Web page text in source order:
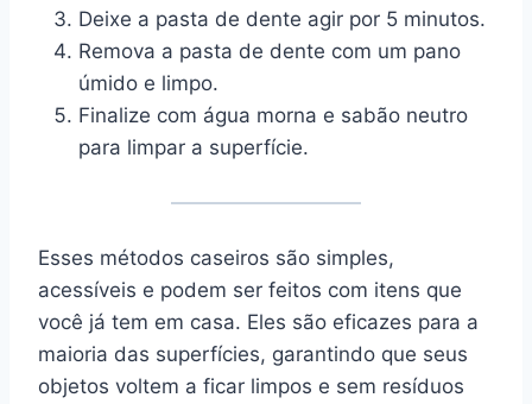
Deixe a pasta de dente agir por 5 minutos.
Remova a pasta de dente com um pano
úmido e limpo.
Finalize com água morna e sabão neutro
para limpar a superfície.
Esses métodos caseiros são simples,
acessíveis e podem ser feitos com itens que
você já tem em casa. Eles são eficazes para a
maioria das superfícies, garantindo que seus
objetos voltem a ficar limpos e sem resíduos